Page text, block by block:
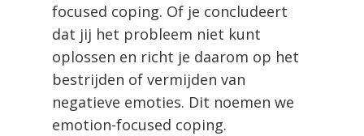
focused coping. Of je concludeert
dat jij het probleem niet kunt
oplossen en richt je daarom op het
bestrijden of vermijden van
negatieve emoties. Dit noemen we
emotion-focused coping.